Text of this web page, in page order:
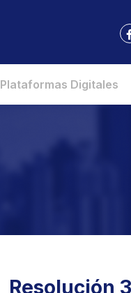
Plataformas Digitales
Resolución